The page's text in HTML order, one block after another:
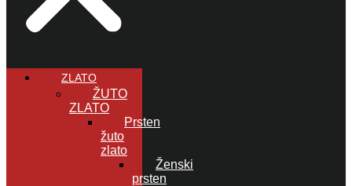
ZLATO
ŽUTO
ZLATO
Prsten
žuto
zlato
Ženski
prsten